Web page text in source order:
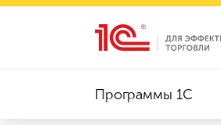
Программы 1C